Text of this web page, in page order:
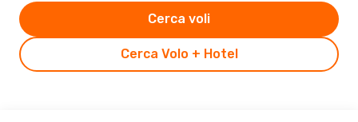
Cerca Volo + Hotel
Cerca voli